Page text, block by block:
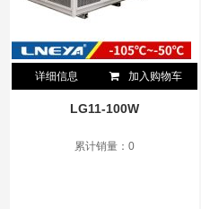
详细信息 加入购物车
LG11-100W
累计销量：0